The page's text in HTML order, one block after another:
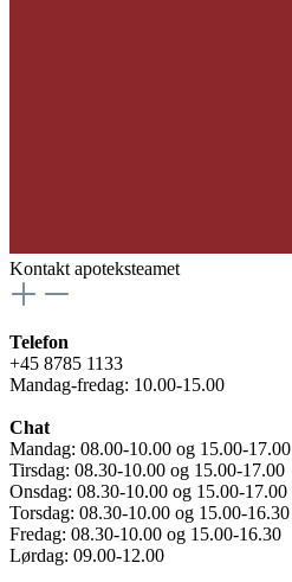
Kontakt apoteksteamet
Telefon
+45 8785 1133
Mandag-fredag: 10.00-15.00
Chat
Mandag: 08.00-10.00 og 15.00-17.00
Tirsdag: 08.30-10.00 og 15.00-17.00
Onsdag: 08.30-10.00 og 15.00-17.00
Torsdag: 08.30-10.00 og 15.00-16.30
Fredag: 08.30-10.00 og 15.00-16.30
Lørdag: 09.00-12.00